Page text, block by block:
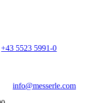
+43 5523 5991-0
info@messerle.com